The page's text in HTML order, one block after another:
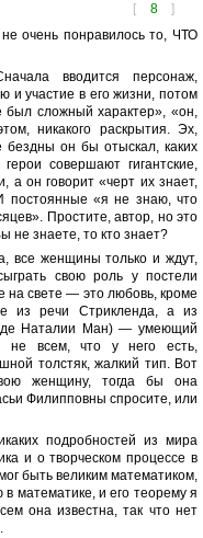
[ 8 ]
очень понравилось то, ЧТО
вводится персонаж,
и участие в его жизни, потом
был сложный характер», «он,
никакого раскрытия. Эх,
бездны он бы отыскал, каких
совершают гигантские,
а он говорит «черт их знает,
постоянные «я не знаю, что
Простите, автор, но это
не знаете, то кто знает?
все женщины только и ждут,
свою роль у постели
свете — это любовь, кроме
из речи Стрикленда, а из
Наталии Ман) — умеющий
не всем, что у него есть,
толстяк, жалкий тип. Вот
женщину, тогда бы она
Филипповны спросите, или
подробностей из мира
и о творческом процессе в
быть великим математиком,
математике, и его теорему я
она известна, так что нет